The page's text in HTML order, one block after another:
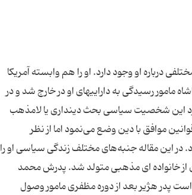
درباره او وجود دارد. او را هم وابسته آمریکا
مامور رسیدگی به داراییهای او در خارج شد و در
این شخصیت سیاسی بحث دینداری یا لامذهب
موافق با دین وضع می‌نمود اما از نظر
این مقاله جنبه‌های مختلف زندگی سیاسی او را
تحصیلات و مشاغل هژیر در سال 1281 ش در تهران از خانواده ای مذهبی متولد شد. پدرش محمد
پدر هژیر بعد از دوره مظفری مامور وصول